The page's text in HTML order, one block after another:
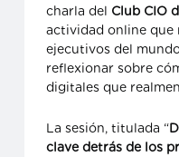
charla del Club CIO
actividad online que
ejecutivos del
reflexionar sobre
digitales que
La sesión, titulada “
clave detrás de los